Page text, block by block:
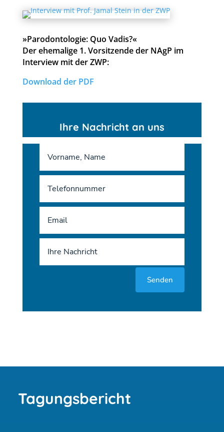
»Parodontologie: Quo Vadis?«
Der ehemalige 1. Vorsitzende der NAgP im
Interview mit der ZWP:
Download der PDF
Ihre Nachricht an uns
Senden
Tagungsbericht